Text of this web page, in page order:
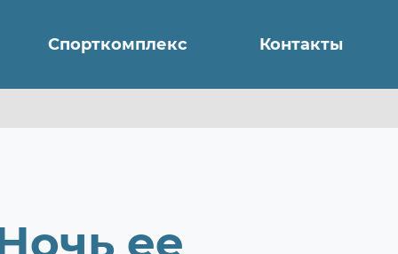
Спорткомплекс Контакты
ее